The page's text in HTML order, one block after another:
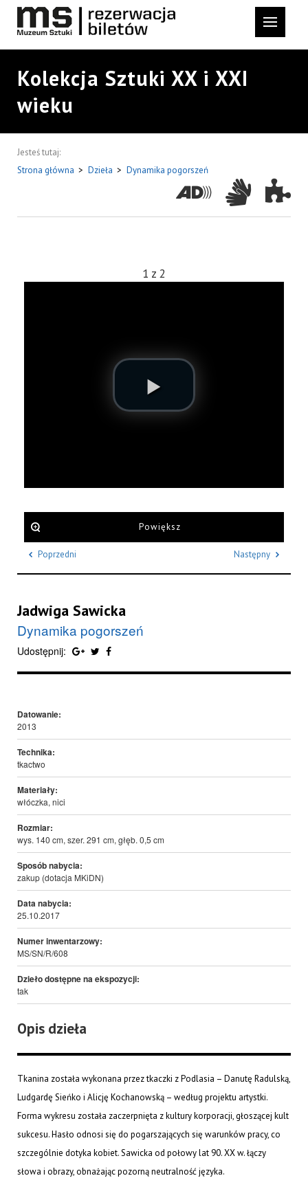
Kolekcja Sztuki XX i XXI
wieku
Jesteś tutaj:
Strona główna > Dzieła > Dynamika pogorszeń
1 z 2
Powiększ
Poprzedni Następny
Jadwiga Sawicka
Dynamika pogorszeń
Udostępnij:
Datowanie:
2013
Technika:
tkactwo
Materiały:
włóczka, nici
Rozmiar:
wys. 140 cm, szer. 291 cm, głęb. 0,5 cm
Sposób nabycia:
zakup (dotacja MKiDN)
Data nabycia:
25.10.2017
Numer inwentarzowy:
MS/SN/R/608
Dzieło dostępne na ekspozycji:
tak
Opis dzieła
Tkanina została wykonana przez tkaczki z Podlasia – Danutę Radulską,
Ludgardę Sieńko i Alicję Kochanowską – według projektu artystki.
Forma wykresu została zaczerpnięta z kultury korporacji, głoszącej kult
sukcesu. Hasło odnosi się do pogarszających się warunków pracy, co
szczególnie dotyka kobiet. Sawicka od połowy lat 90. XX w. łączy
słowa i obrazy, obnażając pozorną neutralność języka.